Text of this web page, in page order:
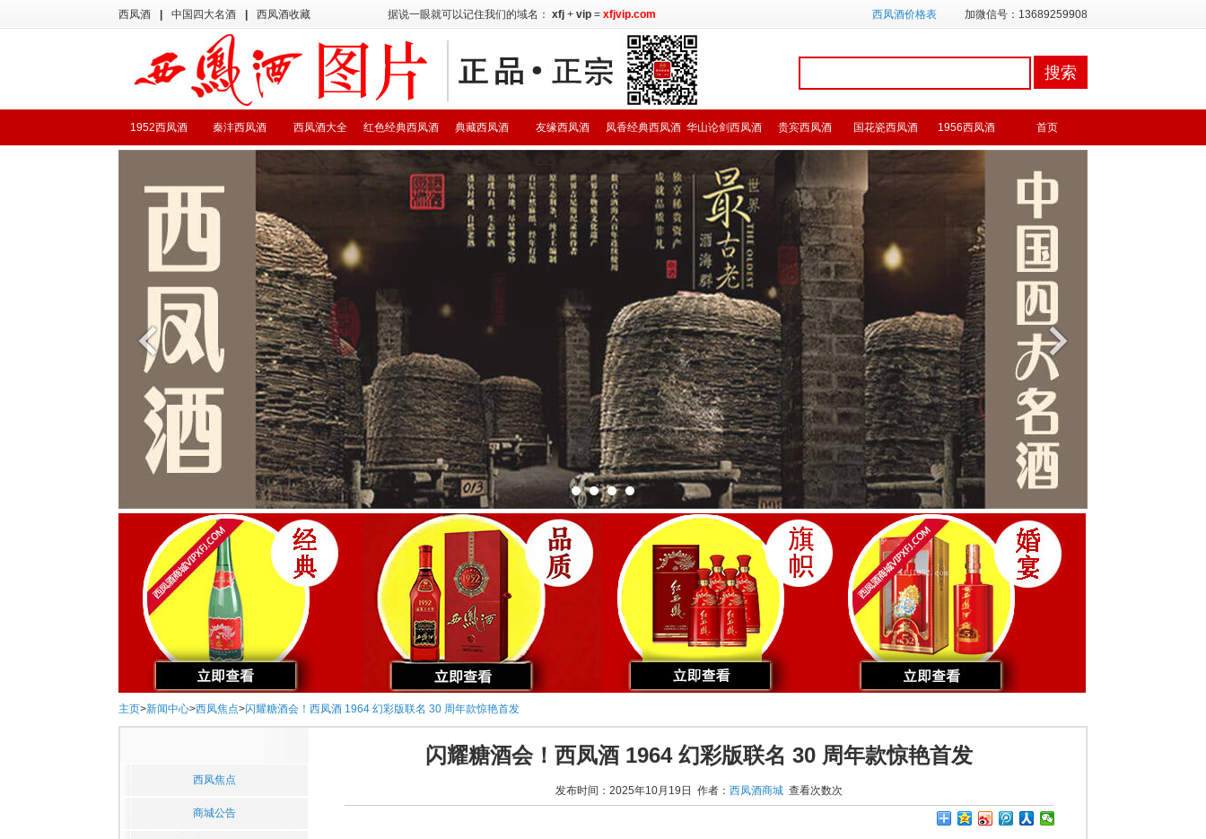
西凤酒 中国四大名酒 西凤酒收藏 据说一眼就可以记住我们的域名： xfj + vip = xfjvip.com 西凤酒价格表 加微信号：13689259908
首页
1956西凤酒
国花瓷西凤酒
贵宾西凤酒
华山论剑西凤酒
凤香经典西凤酒
友缘西凤酒
典藏西凤酒
红色经典西凤酒
西凤酒大全
秦沣西凤酒
1952西凤酒
主页>新闻中心>西凤焦点>闪耀糖酒会！西凤酒 1964 幻彩版联名 30 周年款惊艳首发
西凤焦点
商城公告
闪耀糖酒会！西凤酒 1964 幻彩版联名 30 周年款惊艳首发
发布时间：2025年10月19日 作者： 西凤酒商城 查看次数次